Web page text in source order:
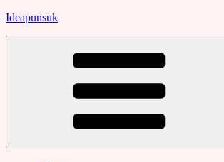
Skip
Ideapunsuk